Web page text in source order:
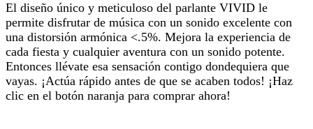
El diseño único y meticuloso del parlante VIVID le
permite disfrutar de música con un sonido excelente con
una distorsión armónica <.5%. Mejora la experiencia de
cada fiesta y cualquier aventura con un sonido potente.
Entonces llévate esa sensación contigo dondequiera que
vayas. ¡Actúa rápido antes de que se acaben todos! ¡Haz
clic en el botón naranja para comprar ahora!